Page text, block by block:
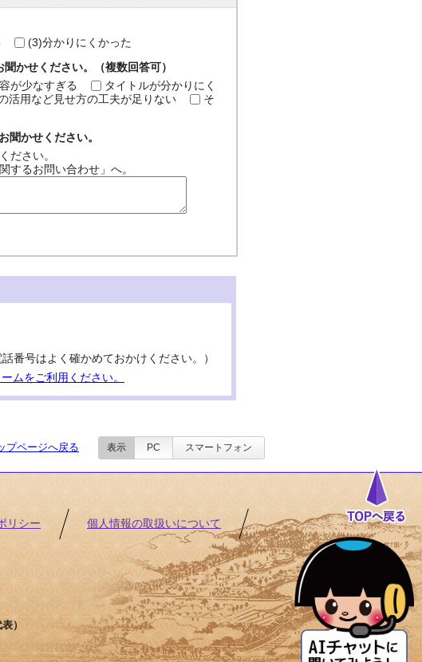
(3)分かりにくかった
かせください。（複数回答可）
が少なすぎる
タイトルが分かりにく
活用など見せ方の工夫が足りない
そ
聞かせください。
ださい。
するお問い合わせ」へ。
号はよく確かめておかけください。）
ムをご利用ください。
プページへ戻る 表示 PC スマートフォン
リシー 個人情報の取扱いについて
）